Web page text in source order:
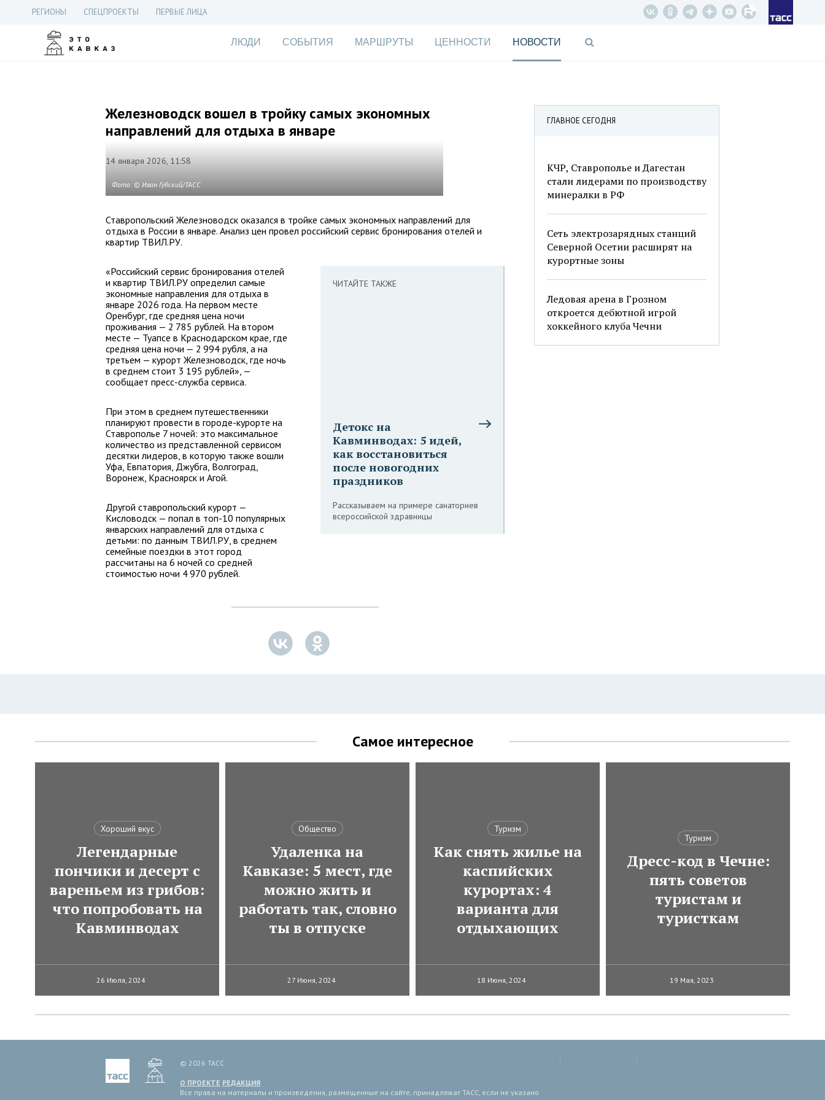
РЕГИОНЫ СПЕЦПРОЕКТЫ ПЕРВЫЕ ЛИЦА
ЛЮДИ СОБЫТИЯ МАРШРУТЫ ЦЕННОСТИ НОВОСТИ
ГЛАВНОЕ СЕГОДНЯ
КЧР, Ставрополье и Дагестан
стали лидерами по производству
минералки в РФ
Сеть электрозарядных станций
Северной Осетии расширят на
курортные зоны
Ледовая арена в Грозном
откроется дебютной игрой
хоккейного клуба Чечни
Железноводск вошел в тройку самых экономных
направлений для отдыха в январе
14 января 2026, 11:58
Фото: © Иван Губский/ТАСС
Ставропольский Железноводск оказался в тройке самых экономных направлений для
отдыха в России в январе. Анализ цен провел российский сервис бронирования отелей и
квартир ТВИЛ.РУ.
ЧИТАЙТЕ ТАКЖЕ
Детокс на
Кавминводах: 5 идей,
как восстановиться
после новогодних
праздников
Рассказываем на примере санаториев
всероссийской здравницы
«Российский сервис бронирования отелей
и квартир ТВИЛ.РУ определил самые
экономные направления для отдыха в
январе 2026 года. На первом месте
Оренбург, где средняя цена ночи
проживания — 2 785 рублей. На втором
месте — Туапсе в Краснодарском крае, где
средняя цена ночи — 2 994 рубля, а на
третьем — курорт Железноводск, где ночь
в среднем стоит 3 195 рублей», —
сообщает пресс-служба сервиса.
При этом в среднем путешественники
планируют провести в городе-курорте на
Ставрополье 7 ночей: это максимальное
количество из представленной сервисом
десятки лидеров, в которую также вошли
Уфа, Евпатория, Джубга, Волгоград,
Воронеж, Красноярск и Агой.
Другой ставропольский курорт —
Кисловодск — попал в топ-10 популярных
январских направлений для отдыха с
детьми: по данным ТВИЛ.РУ, в среднем
семейные поездки в этот город
рассчитаны на 6 ночей со средней
стоимостью ночи 4 970 рублей.
Самое интересное
Хороший вкус
Легендарные
пончики и десерт с
вареньем из грибов:
что попробовать на
Кавминводах
26 Июля, 2024
Общество
Удаленка на
Кавказе: 5 мест, где
можно жить и
работать так, словно
ты в отпуске
27 Июня, 2024
Туризм
Как снять жилье на
каспийских
курортах: 4
варианта для
отдыхающих
18 Июня, 2024
Туризм
Дресс-код в Чечне:
пять советов
туристам и
туристкам
19 Мая, 2023
© 2026 ТАСС
О ПРОЕКТЕ РЕДАКЦИЯ
Все права на материалы и произведения, размещенные на сайте, принадлежат ТАСС, если не указано